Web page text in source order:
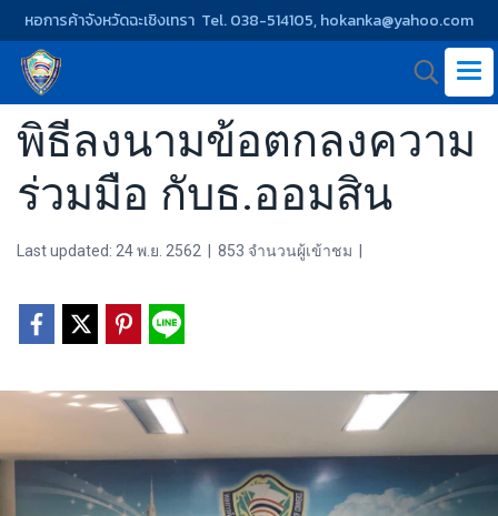
หอการค้าจังหวัดฉะเชิงเทรา Tel. 038-514105, hokanka@yahoo.com
พิธีลงนามข้อตกลงความ
ร่วมมือ กับธ.ออมสิน
Last updated: 24 พ.ย. 2562 853 จำนวนผู้เข้าชม